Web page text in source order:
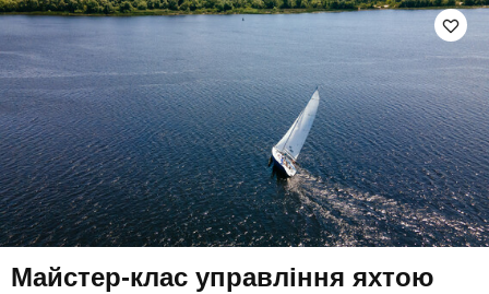
Майстер-клас управління яхтою